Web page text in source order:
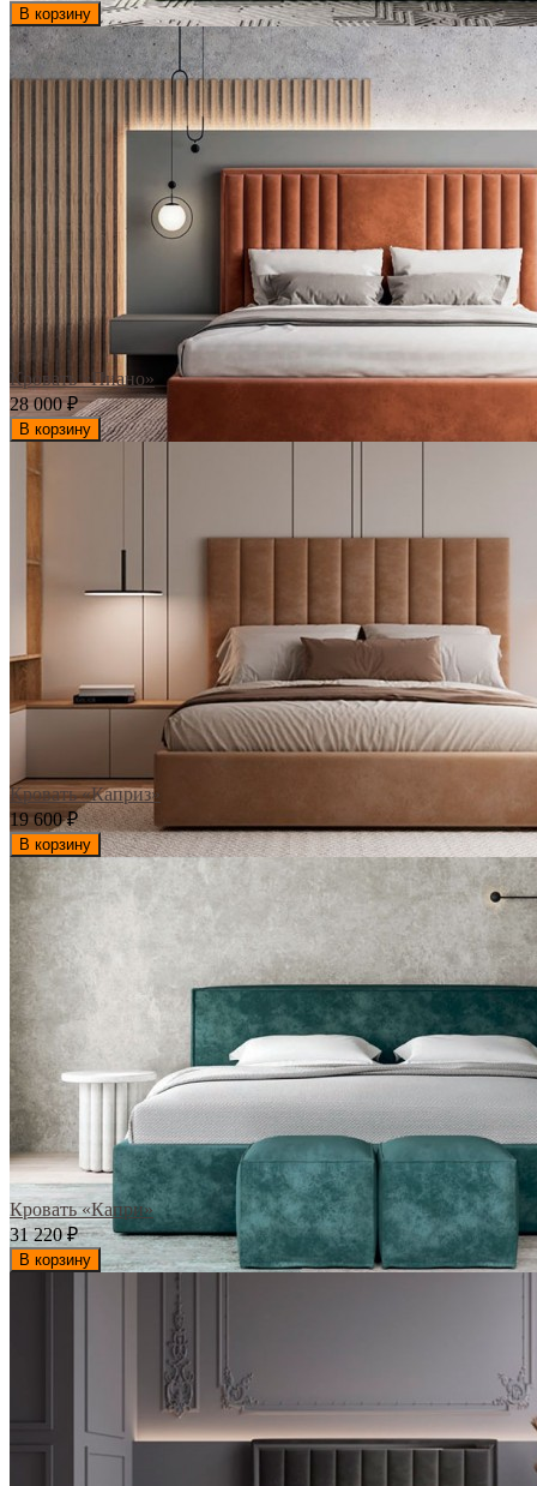
В корзину
Кровать «Пиано»
28 000₽
В корзину
Кровать «Каприз»
19 600₽
В корзину
Кровать «Капри»
31 220₽
В корзину